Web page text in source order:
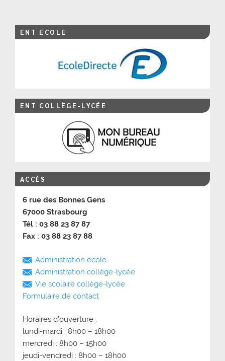
ENT ECOLE
ENT COLLÈGE-LYCÉE
ACCÈS
6 rue des Bonnes Gens
67000 Strasbourg
Tél : 03 88 23 87 87
Fax : 03 88 23 87 88
Administration école
Administration collège-lycée
Vie scolaire collège-lycée
Formulaire de contact
Horaires d’ouverture :
lundi-mardi : 8h00 – 18h00
mercredi : 8h00 – 15h00
jeudi-vendredi : 8h00 – 18h00